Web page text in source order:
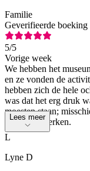
Familie
Geverifieerde boeking
5/5
Vorige week
We hebben het
en ze vonden de
hebben zich de hele
was dat het erg druk
moesten staan;
kunnen beperken.
Lees meer
L
Lyne D